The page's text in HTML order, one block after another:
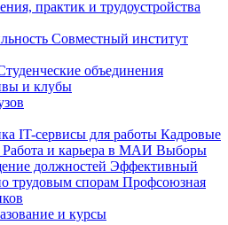
практик и трудоустройства
Совместный институт
объединения
и клубы
IT-сервисы для работы Кадровые
Работа и карьера в МАИ Выборы
должностей Эффективный
трудовым спорам Профсоюзная
и курсы